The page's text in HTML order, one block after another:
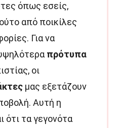
όπως εσείς,
από ποικίλες
Για να
πρότυπα
οι
μας εξετάζουν
Αυτή η
ότι τα γεγονότα